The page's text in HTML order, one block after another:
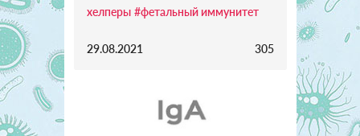
хелперы #фетальный иммунитет
29.08.2021 305